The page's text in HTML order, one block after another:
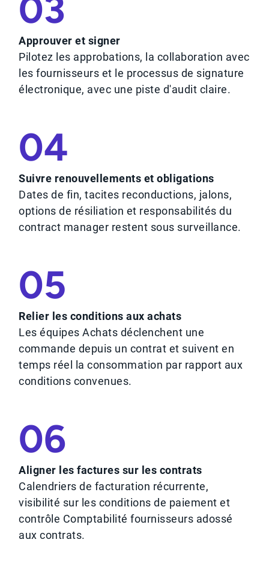
03
Approuver et signer
Pilotez les approbations, la collaboration avec
les fournisseurs et le processus de signature
électronique, avec une piste d'audit claire.
04
Suivre renouvellements et obligations
Dates de fin, tacites reconductions, jalons,
options de résiliation et responsabilités du
contract manager restent sous surveillance.
05
Relier les conditions aux achats
Les équipes Achats déclenchent une
commande depuis un contrat et suivent en
temps réel la consommation par rapport aux
conditions convenues.
06
Aligner les factures sur les contrats
Calendriers de facturation récurrente,
visibilité sur les conditions de paiement et
contrôle Comptabilité fournisseurs adossé
aux contrats.